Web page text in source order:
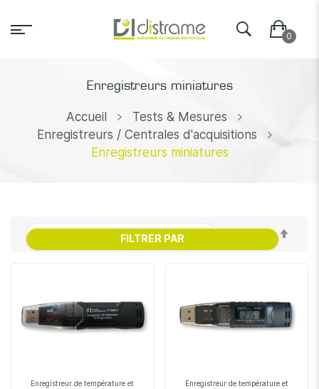
Enregistreurs miniatures
Accueil
Tests & Mesures
Enregistreurs / Centrales d'acquisitions
Enregistreurs miniatures
Enregistreur de température et
Enregistreur de température et
FILTRER PAR